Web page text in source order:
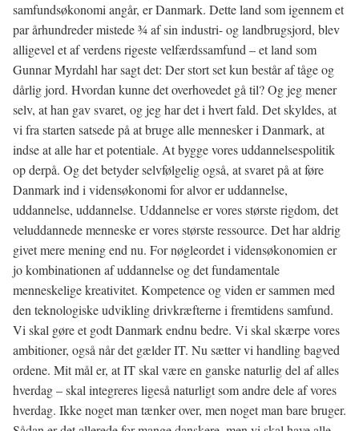
samfundsøkonomi angår, er Danmark. Dette land som igennem et
par århundreder mistede 3⁄4 af sin industri- og landbrugsjord, blev
alligevel et af verdens rigeste velfærdssamfund – et land som
Gunnar Myrdahl har sagt det: Der stort set kun består af tåge og
dårlig jord. Hvordan kunne det overhovedet gå til? Og jeg mener
selv, at han gav svaret, og jeg har det i hvert fald. Det skyldes, at
vi fra starten satsede på at bruge alle mennesker i Danmark, at
indse at alle har et potentiale. At bygge vores uddannelsespolitik
op derpå. Og det betyder selvfølgelig også, at svaret på at føre
Danmark ind i vidensøkonomi for alvor er uddannelse,
uddannelse, uddannelse. Uddannelse er vores største rigdom, det
veluddannede menneske er vores største ressource. Det har aldrig
givet mere mening end nu. For nøgleordet i vidensøkonomien er
jo kombinationen af uddannelse og det fundamentale
menneskelige kreativitet. Kompetence og viden er sammen med
den teknologiske udvikling drivkræfterne i fremtidens samfund.
Vi skal gøre et godt Danmark endnu bedre. Vi skal skærpe vores
ambitioner, også når det gælder IT. Nu sætter vi handling bagved
ordene. Mit mål er, at IT skal være en ganske naturlig del af alles
hverdag – skal integreres ligeså naturligt som andre dele af vores
hverdag. Ikke noget man tænker over, men noget man bare bruger.